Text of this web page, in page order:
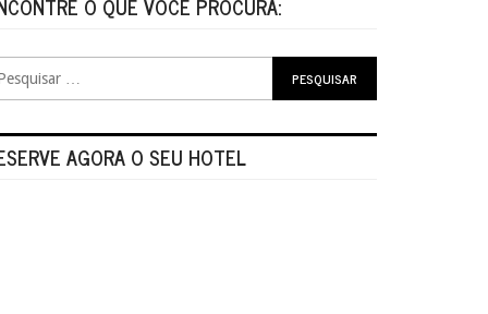
O QUE VOCÊ PROCURA:
AGORA O SEU HOTEL